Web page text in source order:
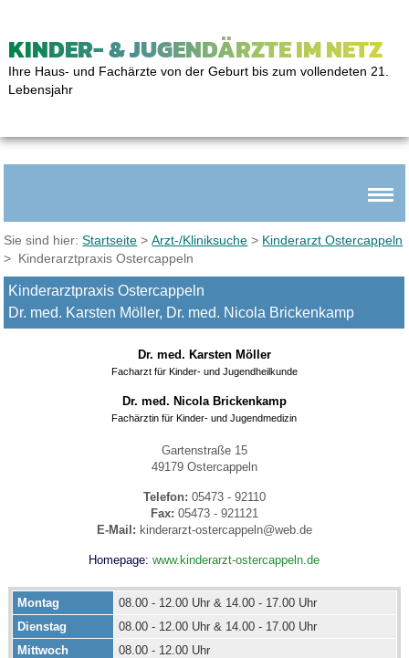
KINDER- & JUGENDÄRZTE IM NETZ
Ihre Haus- und Fachärzte von der Geburt bis zum vollendeten 21.
Lebensjahr
Sie sind hier:Startseite >Arzt-/Kliniksuche > Kinderarzt Ostercappeln
> Kinderarztpraxis Ostercappeln
Kinderarztpraxis Ostercappeln
Dr. med. Karsten Möller, Dr. med. Nicola Brickenkamp
Dr. med. Karsten Möller
Facharzt für Kinder- und Jugendheilkunde
Dr. med. Nicola Brickenkamp
Fachärztin für Kinder- und Jugendmedizin
Gartenstraße 15
49179 Ostercappeln
Telefon: 05473 - 92110
Fax: 05473 - 921121
E-Mail: kinderarzt-ostercappeln@web.de
Homepage:www.kinderarzt-ostercappeln.de
Montag
08.00 - 12.00 Uhr & 14.00 - 17.00 Uhr
Dienstag
08.00 - 12.00 Uhr & 14.00 - 17.00 Uhr
Mittwoch
08.00 - 12.00 Uhr